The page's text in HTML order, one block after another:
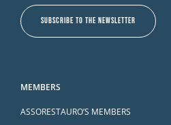
SUBSCRIBE TO THE NEWSLETTER
MEMBERS
ASSORESTAURO’S MEMBERS